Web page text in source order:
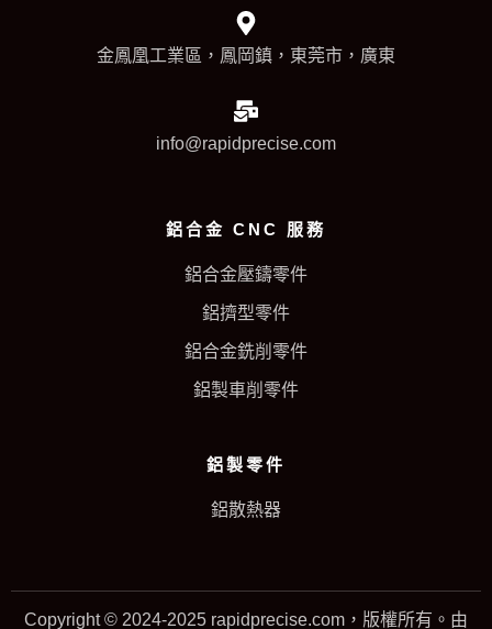
金鳳凰工業區，鳳岡鎮，東莞市，廣東
info@rapidprecise.com
鋁合金 CNC 服務
鋁合金壓鑄零件
鋁擠型零件
鋁合金銑削零件
鋁製車削零件
鋁製零件
鋁散熱器
Copyright © 2024-2025 rapidprecise.com，版權所有。由